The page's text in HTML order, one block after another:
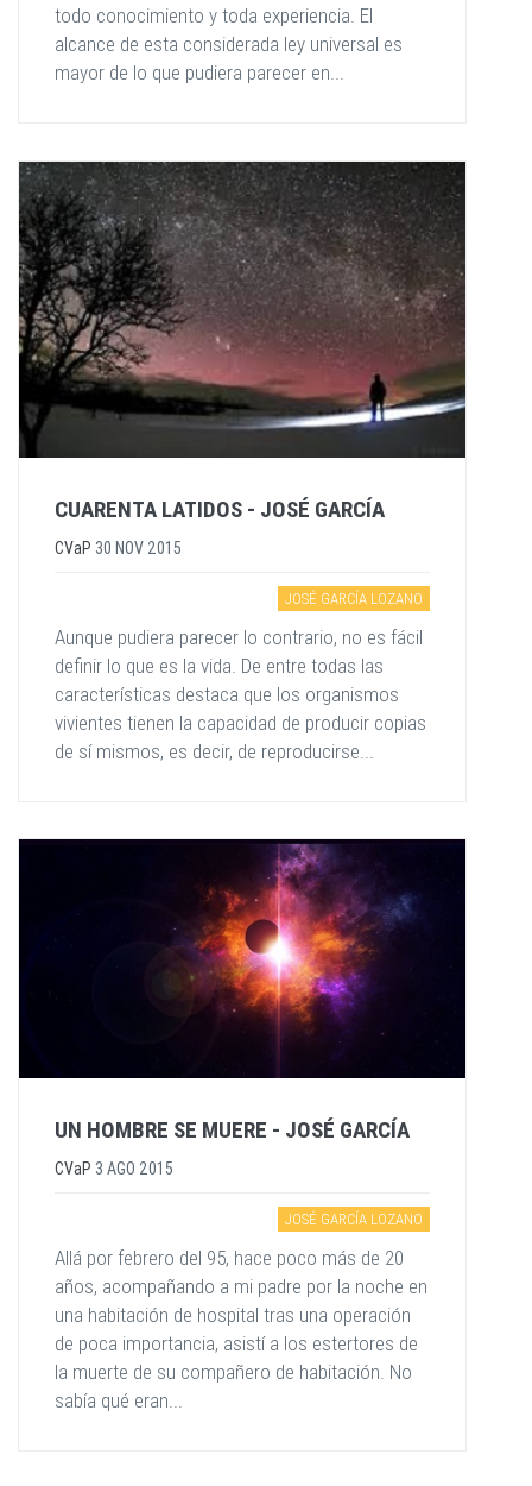
todo conocimiento y toda experiencia. El
alcance de esta considerada ley universal es
mayor de lo que pudiera parecer en...
CUARENTA LATIDOS - JOSÉ GARCÍA
CVaP 30 NOV 2015
JOSÉ GARCÍA LOZANO
Aunque pudiera parecer lo contrario, no es fácil
definir lo que es la vida. De entre todas las
características destaca que los organismos
vivientes tienen la capacidad de producir copias
de sí mismos, es decir, de reproducirse...
UN HOMBRE SE MUERE - JOSÉ GARCÍA
CVaP 3 AGO 2015
JOSÉ GARCÍA LOZANO
Allá por febrero del 95, hace poco más de 20
años, acompañando a mi padre por la noche en
una habitación de hospital tras una operación
de poca importancia, asistí a los estertores de
la muerte de su compañero de habitación. No
sabía qué eran...